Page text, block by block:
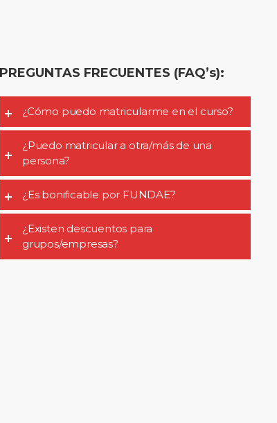
PREGUNTAS FRECUENTES (FAQ’s):
¿Cómo puedo matricularme en el curso?
¿Puedo matricular a otra/más de una
persona?
¿Es bonificable por FUNDAE?
¿Existen descuentos para
grupos/empresas?